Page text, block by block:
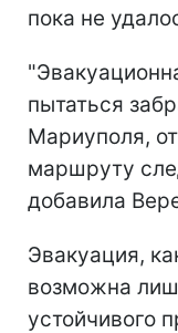
пока не
пытаться
Мариуполя,
маршруту
добавила
Эвакуация,
возможна
устойчивого